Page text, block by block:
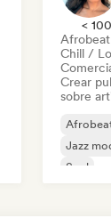
<
Chill /
Crear
sobre
Jazz
Soul